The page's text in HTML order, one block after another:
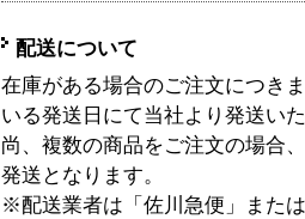
配送について
在庫がある場合のご注文につき
いる発送日にて当社より発送い
尚、複数の商品をご注文の場合
発送となります。
※配送業者は「佐川急便」また